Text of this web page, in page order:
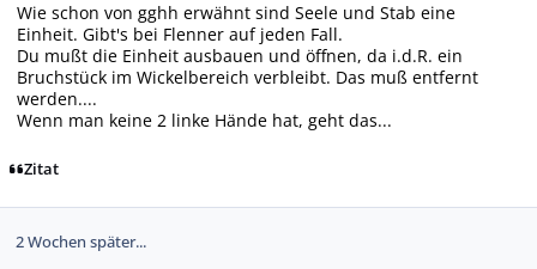
Wie schon von gghh erwähnt sind Seele und Stab eine
Einheit. Gibt's bei Flenner auf jeden Fall.
Du mußt die Einheit ausbauen und öffnen, da i.d.R. ein
Bruchstück im Wickelbereich verbleibt. Das muß entfernt
werden....
Wenn man keine 2 linke Hände hat, geht das...
Zitat
2 Wochen später...